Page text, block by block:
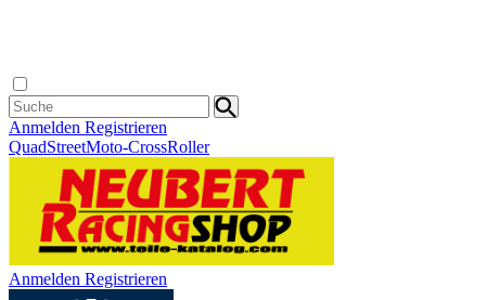
Anmelden Registrieren
QuadStreetMoto-CrossRoller
Anmelden Registrieren